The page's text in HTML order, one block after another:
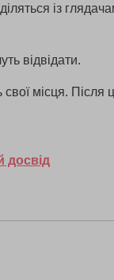
із
відвідати.
місця. Після
досвід